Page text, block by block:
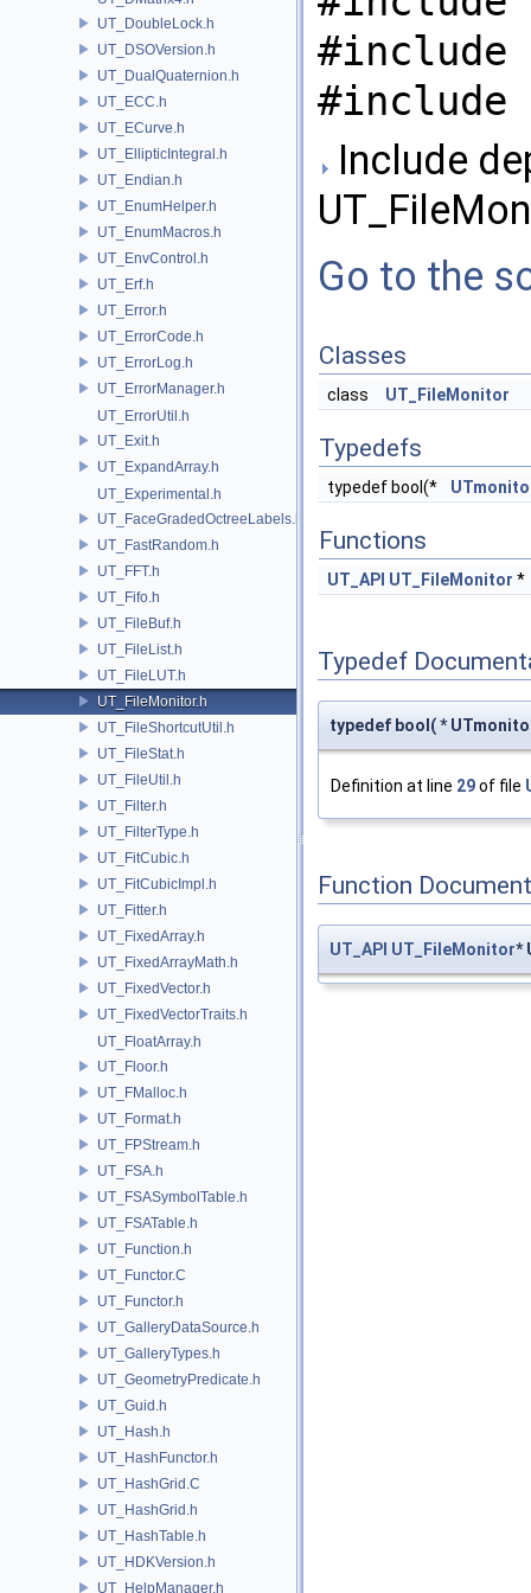
UT_DoubleLock.h
UT_DSOVersion.h
UT_DualQuaternion.h
UT_ECC.h
UT_ECurve.h
UT_EllipticIntegral.h
UT_Endian.h
UT_EnumHelper.h
UT_EnumMacros.h
UT_EnvControl.h
UT_Erf.h
UT_Error.h
UT_ErrorCode.h
UT_ErrorLog.h
UT_ErrorManager.h
UT_ErrorUtil.h
UT_Exit.h
UT_ExpandArray.h
UT_Experimental.h
UT_FaceGradedOctreeLabels.h
UT_FastRandom.h
UT_FFT.h
UT_Fifo.h
UT_FileBuf.h
UT_FileList.h
UT_FileLUT.h
UT_FileMonitor.h
UT_FileShortcutUtil.h
UT_FileStat.h
UT_FileUtil.h
UT_Filter.h
UT_FilterType.h
UT_FitCubic.h
UT_FitCubicImpl.h
UT_Fitter.h
UT_FixedArray.h
UT_FixedArrayMath.h
UT_FixedVector.h
UT_FixedVectorTraits.h
UT_FloatArray.h
UT_Floor.h
UT_FMalloc.h
UT_Format.h
UT_FPStream.h
UT_FSA.h
UT_FSASymbolTable.h
UT_FSATable.h
UT_Function.h
UT_Functor.C
UT_Functor.h
UT_GalleryDataSource.h
UT_GalleryTypes.h
UT_GeometryPredicate.h
UT_Guid.h
UT_Hash.h
UT_HashFunctor.h
UT_HashGrid.C
UT_HashGrid.h
UT_HashTable.h
UT_HDKVersion.h
UT_HelpManager.h
#include
#include
Include
Go to the
Classes
class UT_FileMonitor
Typedefs
typedef bool(*
Functions
UT_API UT_FileMonitor *
Typedef
typedef bool( *
Definition at line 29of file
Function
UT_API UT_FileMonitor*